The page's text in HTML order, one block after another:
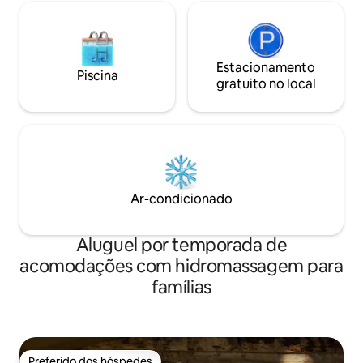
Piscina
Estacionamento
gratuito no local
Ar-condicionado
Aluguel por temporada de
acomodações com hidromassagem para
famílias